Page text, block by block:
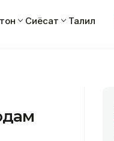
Сиёсат Таҳлил